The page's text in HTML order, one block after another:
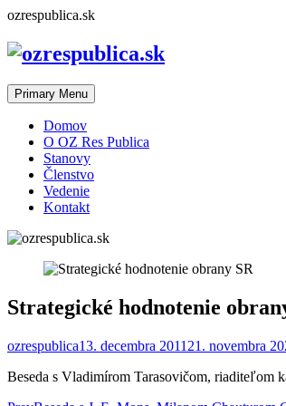
Skip
content
ozrespublica.sk
Primary Menu
Domov
O OZ Res Publica
Stanovy
Členstvo
Vedenie
Kontakt
Strategické hodnotenie
ozrespublica13. decembra 2011 21. novembra
Beseda s Vladimírom Tarasovičom, riaditeľom